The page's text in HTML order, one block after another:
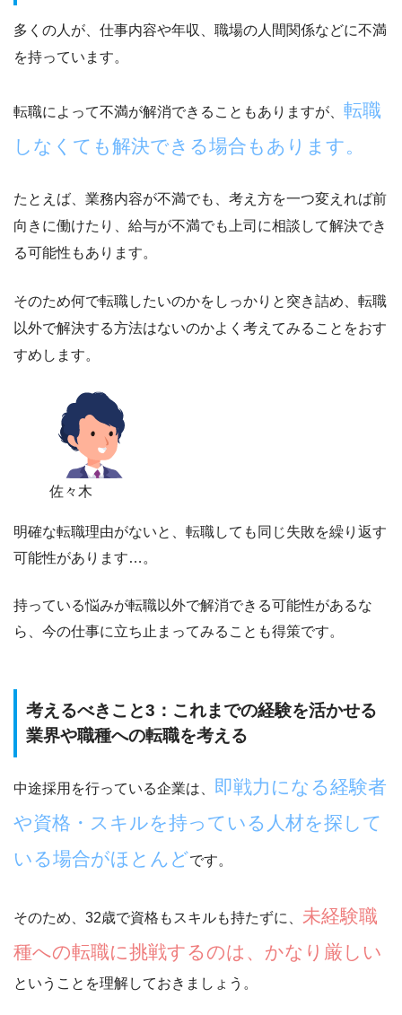
多くの人が、仕事内容や年収、職場の人間関係などに不満
を持っています。
転職によって不満が解消できることもありますが、 転職
しなくても解決できる場合もあります。
たとえば、業務内容が不満でも、考え方を一つ変えれば前
向きに働けたり、給与が不満でも上司に相談して解決でき
る可能性もあります。
そのため何で転職したいのかをしっかりと突き詰め、 転職
以外で解決する方法はないのかよく考えてみることをおす
すめします。
佐々木
明確な転職理由がないと、 転職しても同じ失敗を繰り返す
可能性があります…。
持っている悩みが転職以外で解消できる可能性があるな
ら、今の仕事に立ち止まってみることも得策です。
考えるべきこと3：これまでの経験を活かせる
業界や職種への転職を考える
中途採用を行っている企業は、
即戦力になる経験者
や資格・スキルを持っている人材を探して
いる場合がほとんどです。
そのため、32歳で資格もスキルも持たずに、 未経験職
種への転職に挑戦するのは、かなり厳しい
ということを理解しておきましょう。